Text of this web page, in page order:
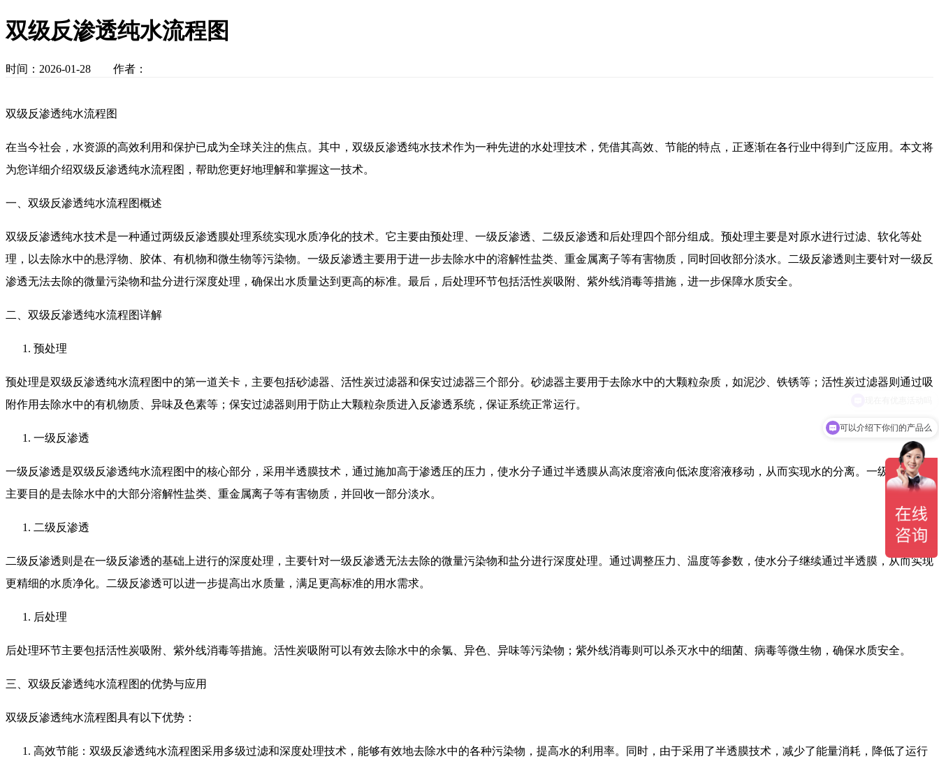
双级反渗透纯水流程图
时间：2026-01-28 作者：
双级反渗透纯水流程图
在当今社会，水资源的高效利用和保护已成为全球关注的焦点。其中，双级反渗透纯水技术作为一种先进的水处理技术，凭借其高效、节能的特点，正逐渐在各行业中得到广泛应用。本文将
为您详细介绍双级反渗透纯水流程图，帮助您更好地理解和掌握这一技术。
一、双级反渗透纯水流程图概述
双级反渗透纯水技术是一种通过两级反渗透膜处理系统实现水质净化的技术。它主要由预处理、一级反渗透、二级反渗透和后处理四个部分组成。预处理主要是对原水进行过滤、软化等处
理，以去除水中的悬浮物、胶体、有机物和微生物等污染物。一级反渗透主要用于进一步去除水中的溶解性盐类、重金属离子等有害物质，同时回收部分淡水。二级反渗透则主要针对一级反
渗透无法去除的微量污染物和盐分进行深度处理，确保出水质量达到更高的标准。最后，后处理环节包括活性炭吸附、紫外线消毒等措施，进一步保障水质安全。
二、双级反渗透纯水流程图详解
预处理
预处理是双级反渗透纯水流程图中的第一道关卡，主要包括砂滤器、活性炭过滤器和保安过滤器三个部分。砂滤器主要用于去除水中的大颗粒杂质，如泥沙、铁锈等；活性炭过滤器则通过吸
附作用去除水中的有机物质、异味及色素等；保安过滤器则用于防止大颗粒杂质进入反渗透系统，保证系统正常运行。
一级反渗透
一级反渗透是双级反渗透纯水流程图中的核心部分，采用半透膜技术，通过施加高于渗透压的压力，使水分子通过半透膜从高浓度溶液向低浓度溶液移动，从而实现水的分离。一级反渗透的
主要目的是去除水中的大部分溶解性盐类、重金属离子等有害物质，并回收一部分淡水。
二级反渗透
二级反渗透则是在一级反渗透的基础上进行的深度处理，主要针对一级反渗透无法去除的微量污染物和盐分进行深度处理。通过调整压力、温度等参数，使水分子继续通过半透膜，从而实现
更精细的水质净化。二级反渗透可以进一步提高出水质量，满足更高标准的用水需求。
后处理
后处理环节主要包括活性炭吸附、紫外线消毒等措施。活性炭吸附可以有效去除水中的余氯、异色、异味等污染物；紫外线消毒则可以杀灭水中的细菌、病毒等微生物，确保水质安全。
三、双级反渗透纯水流程图的优势与应用
双级反渗透纯水流程图具有以下优势：
高效节能：双级反渗透纯水流程图采用多级过滤和深度处理技术，能够有效地去除水中的各种污染物，提高水的利用率。同时，由于采用了半透膜技术，减少了能量消耗，降低了运行
可以介绍下你们的产品么